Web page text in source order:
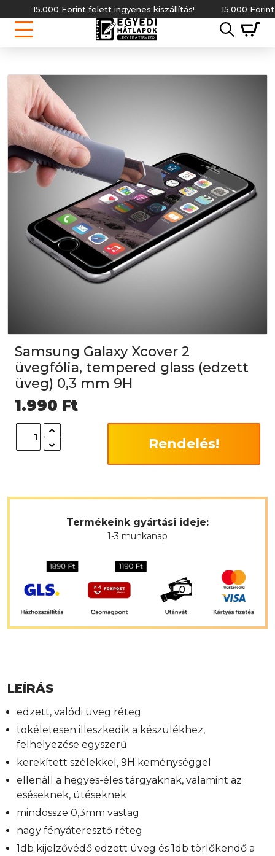
15.000 Forint felett ingyenes kiszállítás! 15.000 Forint
Samsung Galaxy Xcover 2
üvegfólia, tempered glass (edzett
üveg) 0,3 mm 9H
1.990 Ft
Rendelés!
Termékeink gyártási ideje:
1-3 munkanap
LEÍRÁS
edzett, valódi üveg réteg
tökéletesen illeszkedik a készülékhez,
felhelyezése egyszerű
kerekített szélekkel, 9H keménységgel
ellenáll a hegyes-éles tárgyaknak, valamint az
eséseknek, ütéseknek
mindössze 0,3mm vastag
nagy fényáteresztő réteg
1db kijelzővédő edzett üveg és 1db törlőkendő a